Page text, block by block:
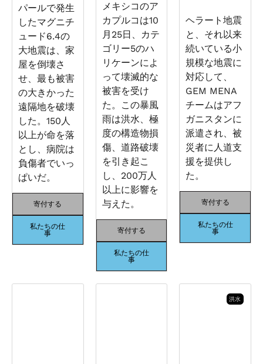
パールで発生
したマグニチ
ュード6.4の
大地震は、家
屋を倒壊さ
せ、最も被害
の大きかった
遠隔地を破壊
した。150人
以上が命を落
とし、病院は
負傷者でいっ
ぱいだ。
寄付する
私たちの仕
事
メキシコのア
カプルコは10
月25日、カテ
ゴリー5のハ
リケーンによ
って壊滅的な
被害を受け
た。この暴風
雨は洪水、極
度の構造物損
傷、道路破壊
を引き起こ
し、200万人
以上に影響を
与えた。
寄付する
私たちの仕
事
ヘラート地震
と、それ以来
続いている小
規模な地震に
対応して、
GEM MENA
チームはアフ
ガニスタンに
派遣され、被
災者に人道支
援を提供し
た。
寄付する
私たちの仕
事
洪水